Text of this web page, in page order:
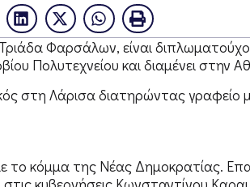
Φαρσάλων, είναι
Πολυτεχνείου και διαμένει στην
στη Λάρισα διατηρώντας γραφείο
το κόμμα της Νέας Δημοκρατίας.